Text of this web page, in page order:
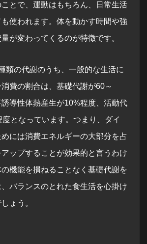
とで、運動はもちろん、日常生活
使われます。体を動かす時間や強
が変わってくるのが特徴です。
類の代謝のうち、一般的な生活に
費の割合は、基礎代謝が60～
導性体熱産生が10%程度、活動代
となっています。つまり、ダイ
には消費エネルギーの大部分を占
ップすることが効果的と言うわけ
機能を損ねることなく基礎代謝を
、バランスのとれた食生活を心掛け
ょう。